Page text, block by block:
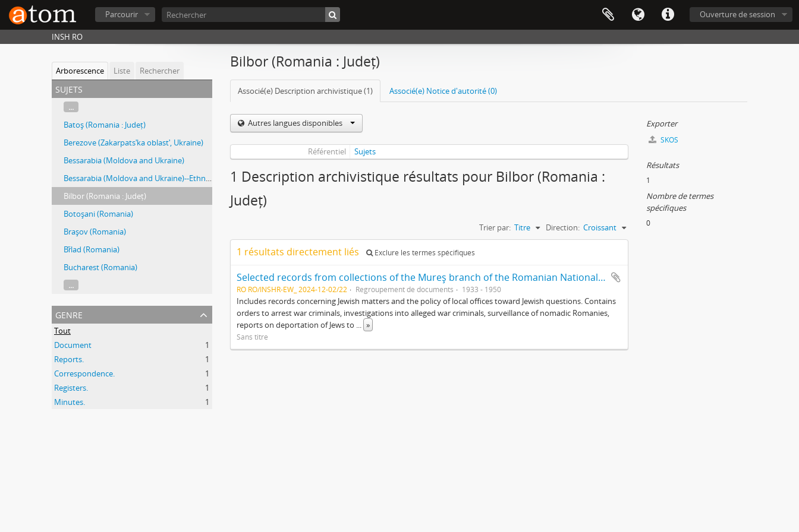
Ouverture de session
Parcourir
INSH RO
Arborescence Liste Rechercher
sujets
...
Batoş (Romania : Județ)
Berezove (Zakarpatsʹka oblastʹ, Ukraine)
Bessarabia (Moldova and Ukraine)
Bessarabia (Moldova and Ukraine)--Ethnic relations.
Bilbor (Romania : Județ)
Botoşani (Romania)
Braşov (Romania)
Br̋lad (Romania)
Bucharest (Romania)
...
genre
Tout
Document
1
Reports.
1
Correspondence.
1
Registers.
1
Minutes.
1
Bilbor (Romania : Județ)
Associé(e) Description archivistique (1) Associé(e) Notice d'autorité (0)
Autres langues disponibles
Référentiel Sujets
1 Description archivistique résultats pour Bilbor (Romania :
Județ)
Trier par: Titre Direction: Croissant
1 résultats directement liés Exclure les termes spécifiques
Selected records from collections of the Mureş branch of the Romanian National Archives
RO RO/INSHR-EW_ 2024-12-02/22 Regroupement de documents 1933 - 1950
Includes records concerning Jewish matters and the policy of local offices toward Jewish questions. Contains
orders to arrest war criminals, investigations into alleged war criminals, surveillance of nomadic Romanies,
reports on deportation of Jews to ... »
Sans titre
Exporter
SKOS
Résultats
1
Nombre de termes
spécifiques
0